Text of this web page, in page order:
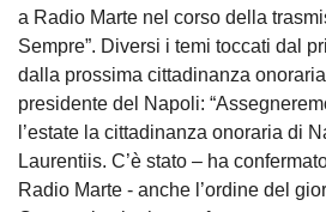
a Radio Marte nel corso della
Sempre”. Diversi i temi toccati dal
dalla prossima cittadinanza
presidente del Napoli:
l’estate la cittadinanza onoraria di
Laurentiis. C’è stato – ha
Radio Marte - anche l’ordine del